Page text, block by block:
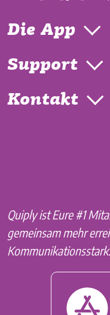
Die App
Support
Kontakt
Quiply ist Eure #1
gemeinsam mehr
Kommunikationsstark.